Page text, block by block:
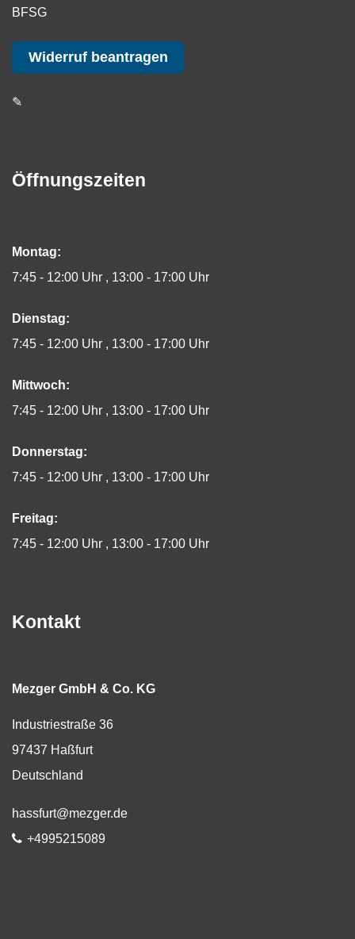
BFSG
Widerruf beantragen
✎
Öffnungszeiten
Montag:
7:45 - 12:00 Uhr
13:00 - 17:00 Uhr
Dienstag:
7:45 - 12:00 Uhr
13:00 - 17:00 Uhr
Mittwoch:
7:45 - 12:00 Uhr
13:00 - 17:00 Uhr
Donnerstag:
7:45 - 12:00 Uhr
13:00 - 17:00 Uhr
Freitag:
7:45 - 12:00 Uhr
13:00 - 17:00 Uhr
Kontakt
Mezger GmbH & Co. KG
Industriestraße 36
97437 Haßfurt
Deutschland
E-Mail:
hassfurt@mezger.de
Telefon:
+4995215089